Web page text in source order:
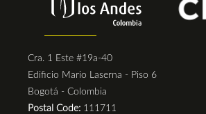
Cra. 1 Este #19a-40
Edificio Mario Laserna - Piso 6
Bogotá - Colombia
Postal Code: 111711